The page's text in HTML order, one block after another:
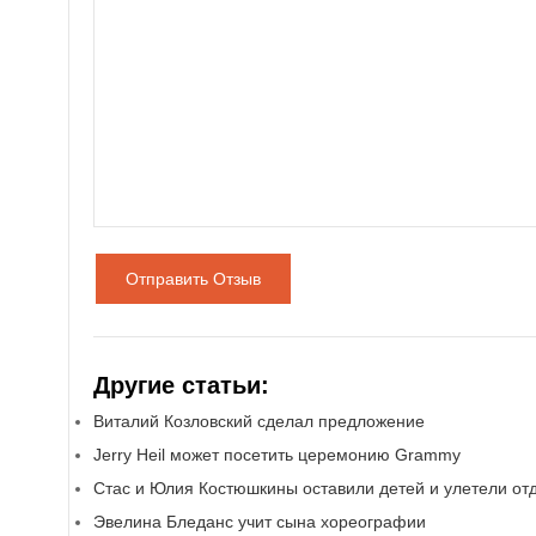
Отправить Отзыв
Другие статьи:
Виталий Козловский сделал предложение
Jerry Heil может посетить церемонию Grammy
Стас и Юлия Костюшкины оставили детей и улетели
Эвелина Бледанс учит сына хореографии